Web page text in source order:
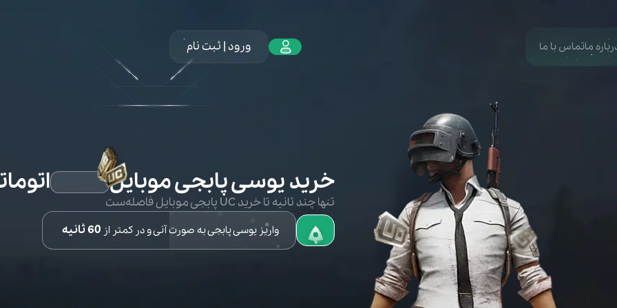
ماتماس با ما ورود | ثبت نام
خرید یوسی پابجی موبایل
تنها چند ثانیه تا خرید UC پابجی موبایل فاصله‌ست
واریز یوسی پابجی به صورت آنی و در کمتر از 60 ثانیه